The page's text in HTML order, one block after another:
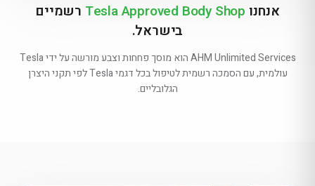
אנחנו Tesla Approved Body Shop רשמיים
בישראל.
AHM Unlimited Services הוא מוסך פחחות וצבע מורשה על ידי Tesla
עולמית, עם הסמכה רשמית לטיפול בכל דגמי Tesla לפי תקני היצרן
הגלובליים.